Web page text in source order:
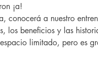
¡a!
los beneficios y las
limitado, pero es